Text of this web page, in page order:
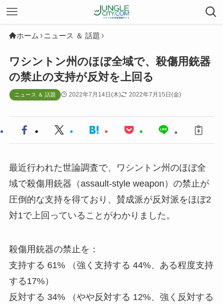
ホーム ニュース ＆ 話題
ワシントン州のほぼ全域で、殺傷用銃器
の禁止の支持が反対を上回る
ニュース ＆ 話題 2022年7月14日(木) 2022年7月15日(金)
最近行われた世論調査で、ワシントン州のほぼ全
域で殺傷用銃器（assault-style weapon）の禁止が
圧倒的な支持を得ており、賛成派が反対派をほぼ2
対1で上回っていることがわかりました。
殺傷用銃器の禁止を：
支持する 61% （強く支持する 44%、ある程度支持
する17%）
反対する 34% （やや反対する 12%、強く反対する